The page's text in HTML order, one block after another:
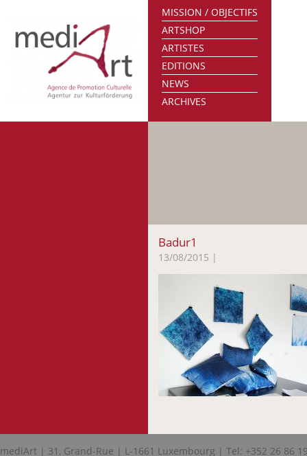
MISSION / OBJECTIFS
ARTSHOP
ARTISTES
EDITIONS
NEWS
ARCHIVES
Badur1
13/08/2015 |
mediArt | 31, Grand-Rue | L-1661 Luxembourg | Tel: +352 26 86